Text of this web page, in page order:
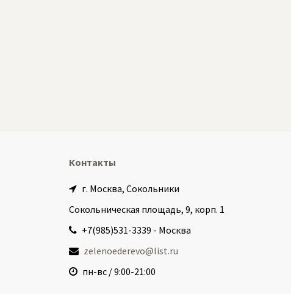
Контакты
г. Москва, Сокольники
Сокольническая площадь, 9, корп. 1
+7(985)531-3339 - Москва
zelenoederevo@list.ru
пн-вс / 9:00-21:00